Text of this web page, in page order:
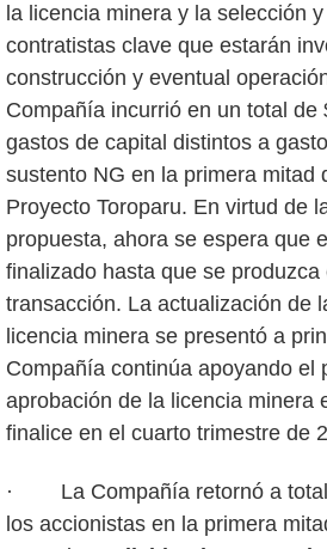
la licencia minera y la selección
contratistas clave que estarán
construcción y eventual
Compañía incurrió en un total de
gastos de capital distintos a
sustento NG en la primera mitad
Proyecto Toroparu. En virtud de
propuesta, ahora se espera que
finalizado hasta que se produzca
transacción. La actualización de
licencia minera se presentó a
Compañía continúa apoyando el
aprobación de la licencia minera
finalice en el cuarto trimestre de
· La Compañía retornó a total
los accionistas en la primera